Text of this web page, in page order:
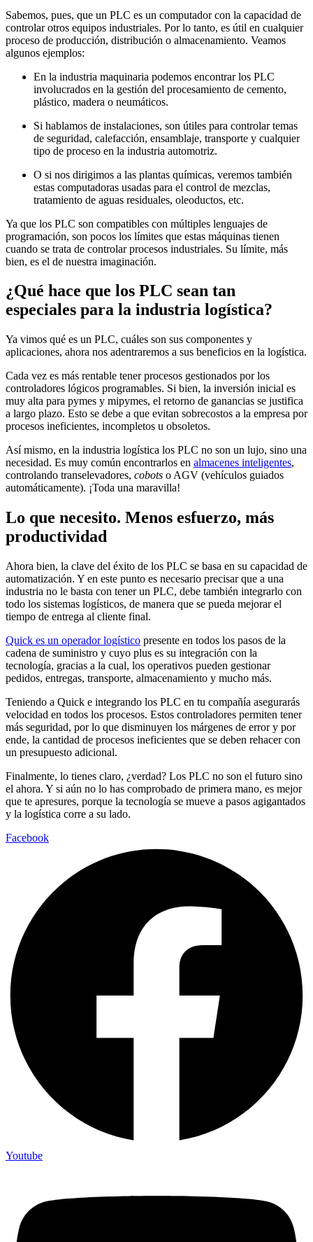
Sabemos, pues, que un PLC es un computador con la capacidad de
controlar otros equipos industriales. Por lo tanto, es útil en cualquier
proceso de producción, distribución o almacenamiento. Veamos
algunos ejemplos:
En la industria maquinaria podemos encontrar los PLC
involucrados en la gestión del procesamiento de cemento,
plástico, madera o neumáticos.
Si hablamos de instalaciones, son útiles para controlar temas
de seguridad, calefacción, ensamblaje, transporte y cualquier
tipo de proceso en la industria automotriz.
O si nos dirigimos a las plantas químicas, veremos también
estas computadoras usadas para el control de mezclas,
tratamiento de aguas residuales, oleoductos, etc.
Ya que los PLC son compatibles con múltiples lenguajes de
programación, son pocos los límites que estas máquinas tienen
cuando se trata de controlar procesos industriales. Su límite, más
bien, es el de nuestra imaginación.
¿Qué hace que los PLC sean tan
especiales para la industria logística?
Ya vimos qué es un PLC, cuáles son sus componentes y
aplicaciones, ahora nos adentraremos a sus beneficios en la logística.
Cada vez es más rentable tener procesos gestionados por los
controladores lógicos programables. Si bien, la inversión inicial es
muy alta para pymes y mipymes, el retorno de ganancias se justifica
a largo plazo. Esto se debe a que evitan sobrecostos a la empresa por
procesos ineficientes, incompletos u obsoletos.
Así mismo, en la industria logística los PLC no son un lujo, sino una
necesidad. Es muy común encontrarlos en almacenes inteligentes,
controlando transelevadores, cobots o AGV (vehículos guiados
automáticamente). ¡Toda una maravilla!
Lo que necesito. Menos esfuerzo, más
productividad
Ahora bien, la clave del éxito de los PLC se basa en su capacidad de
automatización. Y en este punto es necesario precisar que a una
industria no le basta con tener un PLC, debe también integrarlo con
todo los sistemas logísticos, de manera que se pueda mejorar el
tiempo de entrega al cliente final.
Quick es un operador logístico presente en todos los pasos de la
cadena de suministro y cuyo plus es su integración con la
tecnología, gracias a la cual, los operativos pueden gestionar
pedidos, entregas, transporte, almacenamiento y mucho más.
Teniendo a Quick e integrando los PLC en tu compañía asegurarás
velocidad en todos los procesos. Estos controladores permiten tener
más seguridad, por lo que disminuyen los márgenes de error y por
ende, la cantidad de procesos ineficientes que se deben rehacer con
un presupuesto adicional.
Finalmente, lo tienes claro, ¿verdad? Los PLC no son el futuro sino
el ahora. Y si aún no lo has comprobado de primera mano, es mejor
que te apresures, porque la tecnología se mueve a pasos agigantados
y la logística corre a su lado.
Facebook
Youtube